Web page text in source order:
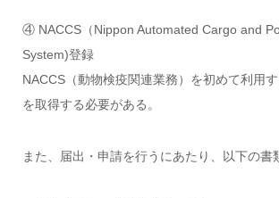
④ NACCS（Nippon Automated Cargo and
System)登録
NACCS（動物検疫関連業務）を初めて利用
を取得する必要がある。
また、届出・申請を行うにあたり、以下の書